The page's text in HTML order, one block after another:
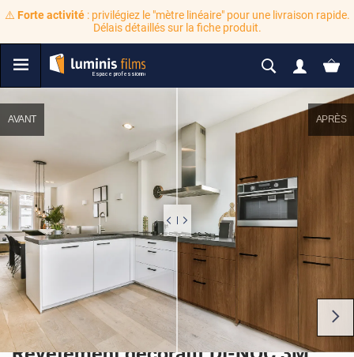
⚠️ Forte activité: privilégiez le "mètre linéaire" pour une livraison rapide.
Délais détaillés sur la fiche produit.
AVANT APRÈS